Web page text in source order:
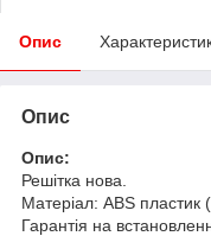
Опис
Опис
Опис:
Решітка нова.
Матеріал: ABS пластик (
Гарантія на